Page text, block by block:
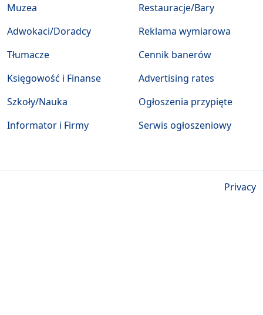
Muzea
Restauracje/Bary
Adwokaci/Doradcy
Tłumacze
Księgowość i Finanse
Szkoły/Nauka
Informator i Firmy
Reklama wymiarowa
Cennik banerów
Advertising rates
Ogłoszenia przypięte
Serwis ogłoszeniowy
Privacy